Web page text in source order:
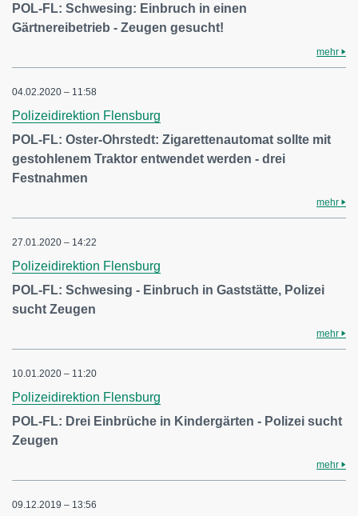
POL-FL: Schwesing: Einbruch in einen
Gärtnereibetrieb - Zeugen gesucht!
mehr
04.02.2020 – 11:58
Polizeidirektion Flensburg
POL-FL: Oster-Ohrstedt: Zigarettenautomat sollte mit
gestohlenem Traktor entwendet werden - drei
Festnahmen
mehr
27.01.2020 – 14:22
Polizeidirektion Flensburg
POL-FL: Schwesing - Einbruch in Gaststätte, Polizei
sucht Zeugen
mehr
10.01.2020 – 11:20
Polizeidirektion Flensburg
POL-FL: Drei Einbrüche in Kindergärten - Polizei sucht
Zeugen
mehr
09.12.2019 – 13:56